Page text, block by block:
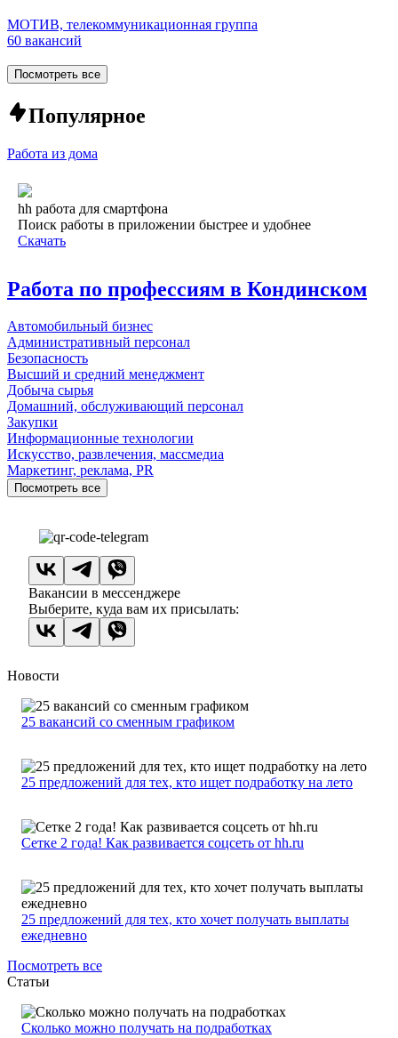
МОТИВ, телекоммуникационная группа
60 вакансий
Посмотреть все
Популярное
Работа из дома
hh работа для смартфона
Поиск работы в приложении быстрее и удобнее
Скачать
Работа по профессиям в Кондинском
Автомобильный бизнес
Административный персонал
Безопасность
Высший и средний менеджмент
Добыча сырья
Домашний, обслуживающий персонал
Закупки
Информационные технологии
Искусство, развлечения, массмедиа
Маркетинг, реклама, PR
Посмотреть все
Вакансии в мессенджере
Выберите, куда вам их присылать:
Новости
25 вакансий со сменным графиком
25 предложений для тех, кто ищет подработку на лето
Сетке 2 года! Как развивается соцсеть от hh.ru
25 предложений для тех, кто хочет получать выплаты
ежедневно
Посмотреть все
Статьи
Сколько можно получать на подработках